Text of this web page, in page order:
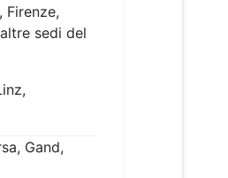
Firenze,
sedi del
Gand,